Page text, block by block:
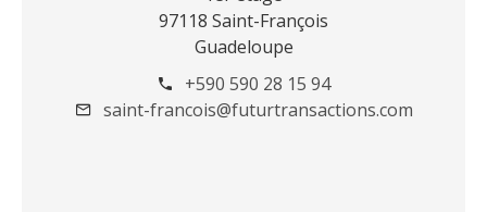
97118 Saint-François
Guadeloupe
+590 590 28 15 94
saint-francois@futurtransactions.com